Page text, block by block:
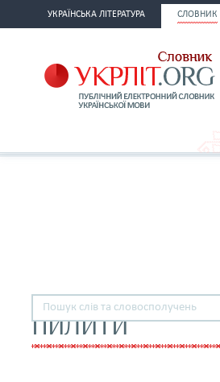
УКРАЇНСЬКА ЛІТЕРАТУРА СЛОВНИК
ПИЛИТИ